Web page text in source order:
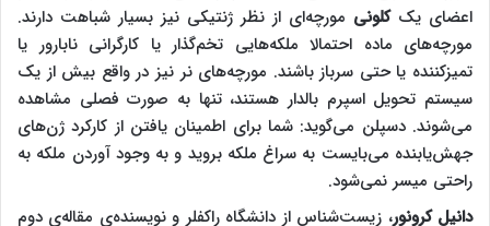
اعضای یککلونی مورچه‌ای از نظر ژنتیکی نیز بسیار شباهت دارند.
مورچه‌های ماده احتمالا ملکه‌هایی تخم‌گذار یا کارگرانی نابارور یا
تمیزکننده یا حتی سرباز باشند. مورچه‌های نر نیز در واقع بیش از یک
سیستم‌ تحویل اسپرم بالدار هستند، تنها به صورت فصلی مشاهده
می‌شوند. دسپلن می‌گوید: شما برای اطمینان یافتن از کارکرد ژن‌های
جهش‌یابنده می‌بایست به سراغ ملکه بروید و به وجود آوردن ملکه‌ به
راحتی میسر نمی‌شود.
دانیل کرونور، زیست‌شناس از دانشگاه راکفلر و نویسنده‌ی مقاله‌ی دوم